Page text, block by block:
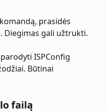
prasidės
Diegimas gali užtrukti.
ISPConfig
Būtinai
failą